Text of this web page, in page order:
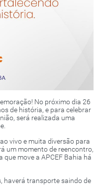
No próximo dia 26
de história, e para celebrar
será realizada uma
vivo e muita diversão para
um momento de reencontro,
move a APCEF Bahia há
haverá transporte saindo de